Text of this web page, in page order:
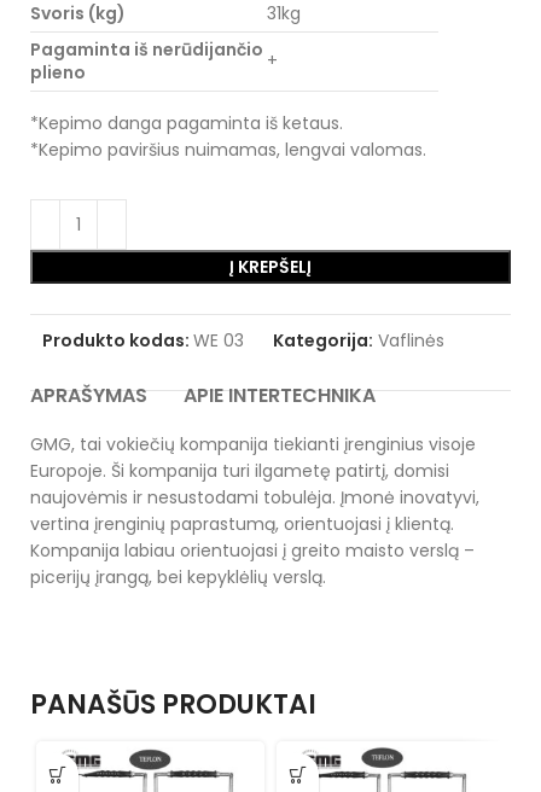
Svoris (kg)
31kg
Pagaminta iš nerūdijančio
plieno
+
*Kepimo danga pagaminta iš ketaus.
*Kepimo paviršius nuimamas, lengvai valomas.
Į KREPŠELĮ
Produkto kodas: WE 03 Kategorija: Vaflinės
APRAŠYMAS APIE INTERTECHNIKA
GMG, tai vokiečių kompanija tiekianti įrenginius visoje
Europoje. Ši kompanija turi ilgametę patirtį, domisi
naujovėmis ir nesustodami tobulėja. Įmonė inovatyvi,
vertina įrenginių paprastumą, orientuojasi į klientą.
Kompanija labiau orientuojasi į greito maisto verslą –
picerijų įrangą, bei kepyklėlių verslą.
PANAŠŪS PRODUKTAI